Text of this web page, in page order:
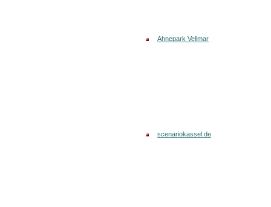
Ahnepark Vellmar
scenariokassel.de